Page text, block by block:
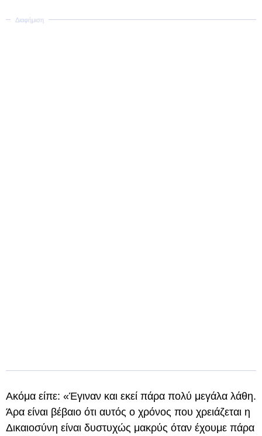
Ακόμα είπε: «Έγιναν και εκεί πάρα πολύ μεγάλα λάθη.
Άρα είναι βέβαιο ότι αυτός ο χρόνος που χρειάζεται η
Δικαιοσύνη είναι δυστυχώς μακρύς όταν έχουμε πάρα